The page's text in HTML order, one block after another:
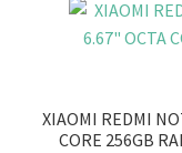
XIAOMI REDMI
CORE 256GB